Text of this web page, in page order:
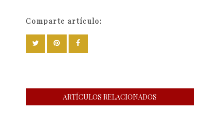
Comparte artículo:
ARTÍCULOS RELACIONADOS